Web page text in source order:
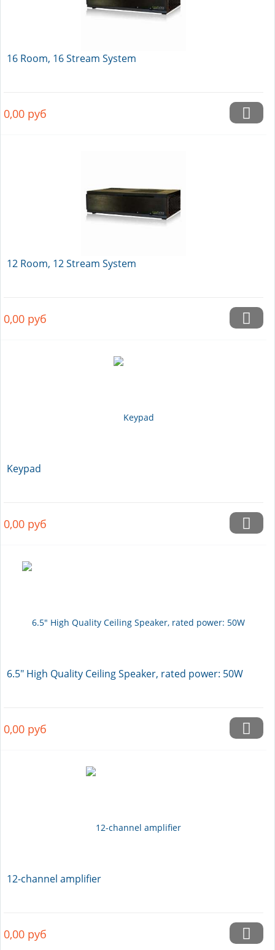
16 Room, 16 Stream System
0,00 руб
12 Room, 12 Stream System
0,00 руб
Keypad
0,00 руб
6.5" High Quality Ceiling Speaker, rated power: 50W
0,00 руб
12-channel amplifier
0,00 руб